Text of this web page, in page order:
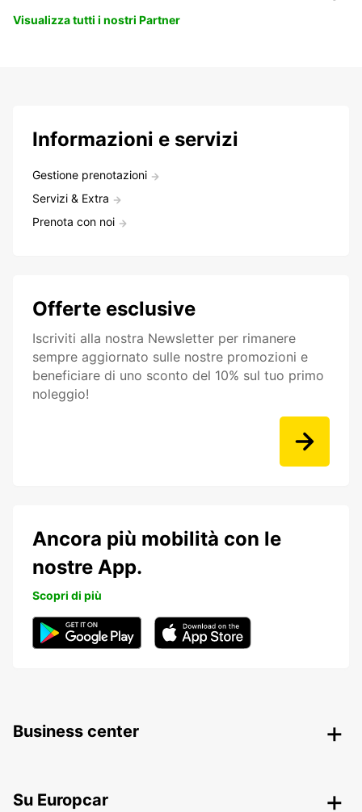
Visualizza tutti i nostri Partner
Informazioni e servizi
Gestione prenotazioni
Servizi & Extra
Prenota con noi
Offerte esclusive
Iscriviti alla nostra Newsletter per rimanere
sempre aggiornato sulle nostre promozioni e
beneficiare di uno sconto del 10% sul tuo primo
noleggio!
Ancora più mobilità con le
nostre App.
Scopri di più
Business center
Su Europcar